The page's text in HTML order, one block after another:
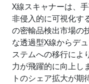
X線スキャナーは、
非侵入的に可視化す
の密輸品検出市場の
な透過型X線からデ
ステムへの移行によ
力が飛躍的に向上し
トのシェア拡大が期